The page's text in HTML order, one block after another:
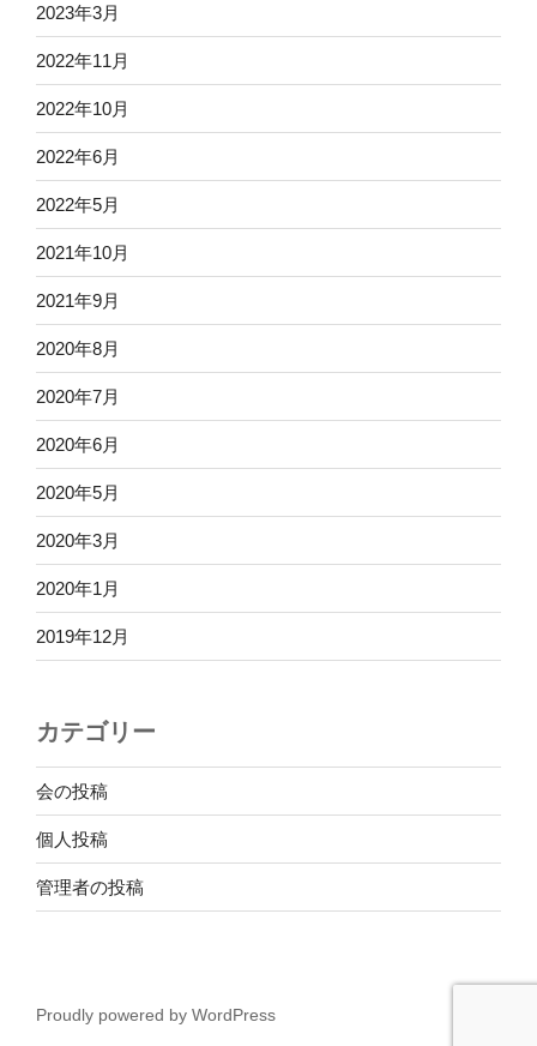
2023年3月
2022年11月
2022年10月
2022年6月
2022年5月
2021年10月
2021年9月
2020年8月
2020年7月
2020年6月
2020年5月
2020年3月
2020年1月
2019年12月
カテゴリー
会の投稿
個人投稿
管理者の投稿
Proudly powered by WordPress